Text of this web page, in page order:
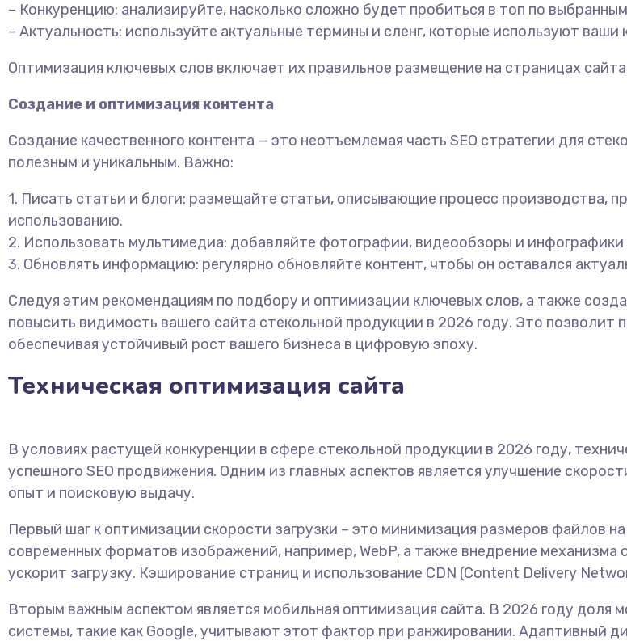
– Конкуренцию: анализируйте, насколько сложно будет пробиться в топ по
– Актуальность: используйте актуальные термины и сленг, которые используют ваши
Оптимизация ключевых слов включает их правильное размещение на страницах
Создание и оптимизация контента
Создание качественного контента — это неотъемлемая часть SEO стратегии для
полезным и уникальным. Важно:
1. Писать статьи и блоги: размещайте статьи, описывающие процесс производства,
использованию.
2. Использовать мультимедиа: добавляйте фотографии, видеообзоры и
3. Обновлять информацию: регулярно обновляйте контент, чтобы он оставался
Следуя этим рекомендациям по подбору и оптимизации ключевых слов, а также
повысить видимость вашего сайта стекольной продукции в 2026 году. Это
обеспечивая устойчивый рост вашего бизнеса в цифровую эпоху.
Техническая оптимизация сайта
В условиях растущей конкуренции в сфере стекольной продукции в 2026 году,
успешного SEO продвижения. Одним из главных аспектов является улучшение
опыт и поисковую выдачу.
Первый шаг к оптимизации скорости загрузки – это минимизация размеров файлов
современных форматов изображений, например, WebP, а также внедрение
ускорит загрузку. Кэширование страниц и использование CDN (Content Delivery
Вторым важным аспектом является мобильная оптимизация сайта. В 2026 году доля
системы, такие как Google, учитывают этот фактор при ранжировании. Адаптивный